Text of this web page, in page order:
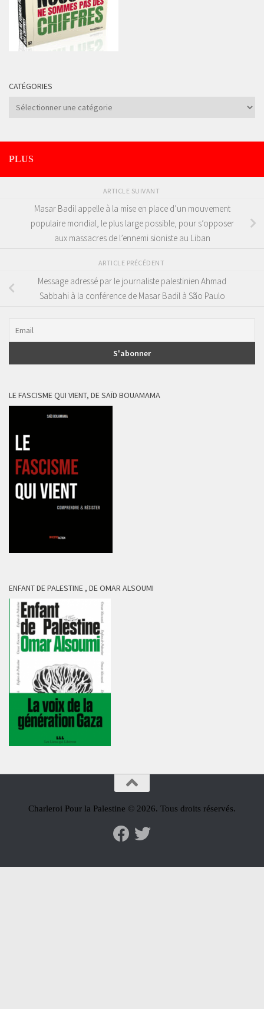
CATÉGORIES
Catégories
PLUS
ARTICLE SUIVANT
Masar Badil appelle à la mise en place d’un mouvement
populaire mondial, le plus large possible, pour s’opposer
aux massacres de l’ennemi sioniste au Liban
ARTICLE PRÉCÉDENT
Message adressé par le journaliste palestinien Ahmad
Sabbahi à la conférence de Masar Badil à São Paulo
LE FASCISME QUI VIENT, DE SAÏD BOUAMAMA
ENFANT DE PALESTINE , DE OMAR ALSOUMI
Charleroi Pour la Palestine © 2026. Tous droits réservés.